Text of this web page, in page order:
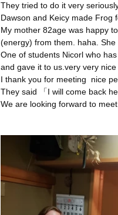
They tried to do it very
Dawson and Keicy made Frog
My mother 82age was happy
(energy) from them. haha. She
One of students Nicorl who
and gave it to us.very very
I thank you for meeting  nice
They said 「I will come back
We are looking forward to